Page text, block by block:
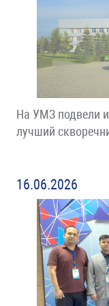
На УМЗ подвели
лучший
16.06.2026